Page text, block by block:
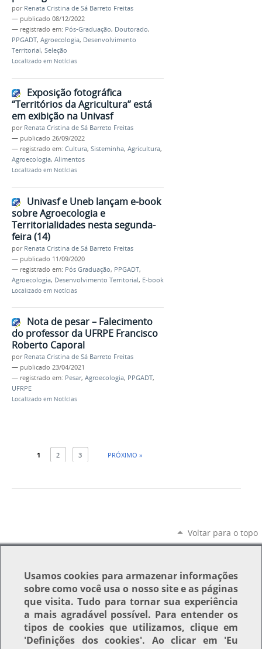
por Renata Cristina de Sá Barreto Freitas
— publicado 08/12/2022
— registrado em: Pós-Graduação, Doutorado,
PPGADT, Agroecologia, Desenvolvimento
Territorial, Seleção
Localizado em Notícias
Exposição fotográfica
“Territórios da Agricultura” está
em exibição na Univasf
por Renata Cristina de Sá Barreto Freitas
— publicado 26/09/2022
— registrado em: Cultura, Sisteminha, Agricultura,
Agroecologia, Alimentos
Localizado em Notícias
Univasf e Uneb lançam e-book
sobre Agroecologia e
Territorialidades nesta segunda-
feira (14)
por Renata Cristina de Sá Barreto Freitas
— publicado 11/09/2020
— registrado em: Pós Graduação, PPGADT,
Agroecologia, Desenvolvimento Territorial, E-book
Localizado em Notícias
Nota de pesar – Falecimento
do professor da UFRPE Francisco
Roberto Caporal
por Renata Cristina de Sá Barreto Freitas
— publicado 23/04/2021
— registrado em: Pesar, Agroecologia, PPGADT,
UFRPE
Localizado em Notícias
1 2 3 PRÓXIMO »
Voltar para o topo
Usamoscookies para armazenar informações
sobre como você usa o nosso site e as páginas
que visita. Tudo para tornar sua experiência
a mais agradável possível. Para entender os
tipos de cookies que utilizamos, clique em
'Definições dos cookies'. Ao clicar em 'Eu